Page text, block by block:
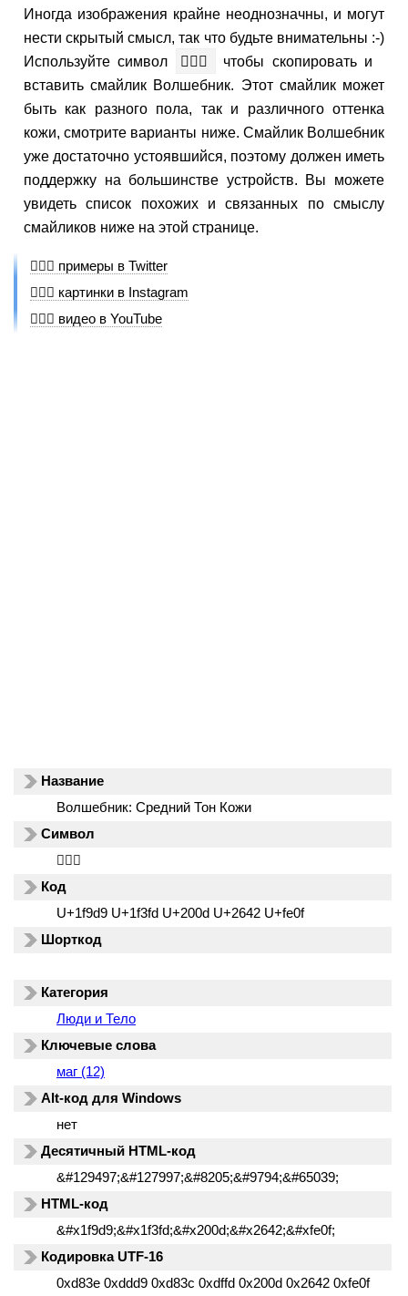
Иногда изображения крайне неоднозначны, и могут
нести скрытый смысл, так что будьте внимательны :-)
Используйте символ
🧙🏽‍♂️
чтобы скопировать и
вставить смайлик Волшебник. Этот смайлик может
быть как разного пола, так и различного оттенка
кожи, смотрите варианты ниже. Смайлик Волшебник
уже достаточно устоявшийся, поэтому должен иметь
поддержку на большинстве устройств. Вы можете
увидеть список похожих и связанных по смыслу
смайликов ниже на этой странице.
🧙🏽‍♂️ примеры в Twitter
🧙🏽‍♂️ картинки в Instagram
🧙🏽‍♂️ видео в YouTube
Название
Волшебник: Средний Тон Кожи
Символ
🧙🏽‍♂️
Код
U+1f9d9 U+1f3fd U+200d U+2642 U+fe0f
Шорткод
Категория
Люди и Тело
Ключевые слова
маг (12)
Alt-код для Windows
нет
Десятичный HTML-код
&#129497;&#127997;&#8205;&#9794;&#65039;
HTML-код
&#x1f9d9;&#x1f3fd;&#x200d;&#x2642;&#xfe0f;
Кодировка UTF-16
0xd83e 0xddd9 0xd83c 0xdffd 0x200d 0x2642 0xfe0f